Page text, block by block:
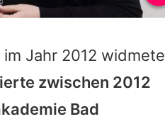
Jahr 2012 widmete
zwischen 2012
Bad